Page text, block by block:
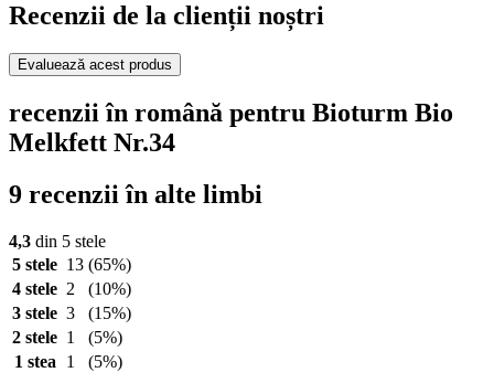
Recenzii de la clienții noștri
Evaluează acest produs
recenzii în română pentru Bioturm Bio
Melkfett Nr.34
9 recenzii în alte limbi
4,3 din 5 stele
5 stele 13 (65%)
4 stele 2
(10%)
3 stele 3
(15%)
2 stele 1
(5%)
1 stea
1 (5%)